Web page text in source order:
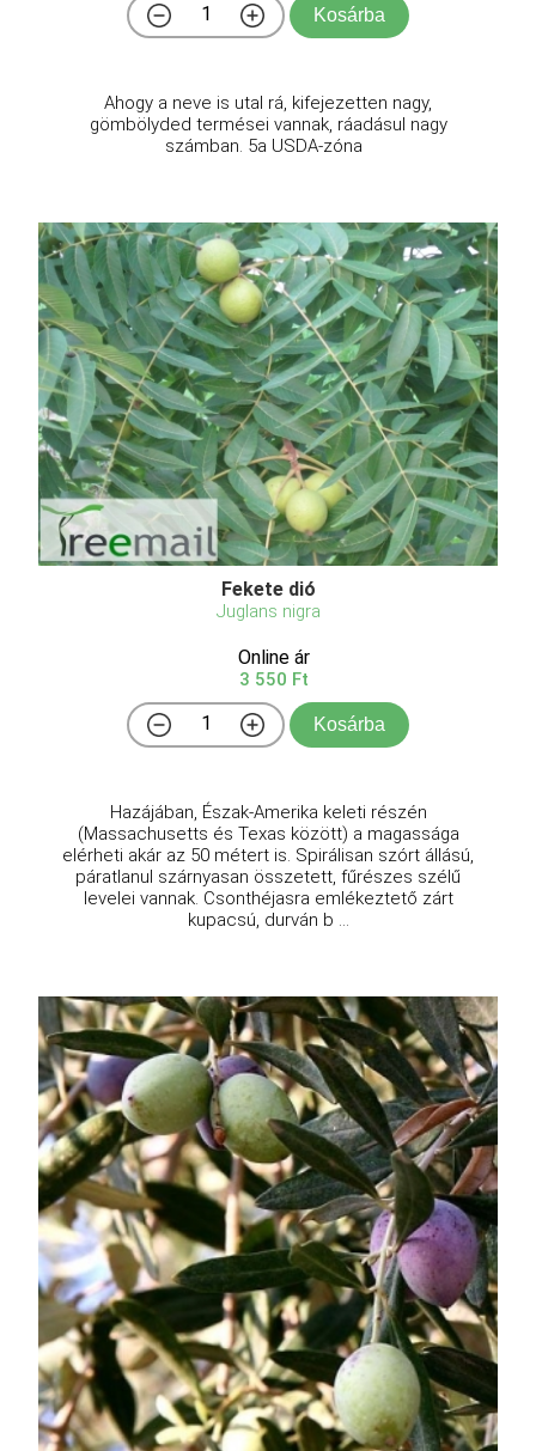
Kosárba
Ahogy a neve is utal rá, kifejezetten nagy,
gömbölyded termései vannak, ráadásul nagy
számban. 5a USDA-zóna
Fekete dió
Juglans nigra
Online ár
3 550 Ft
Kosárba
Hazájában, Észak-Amerika keleti részén
(Massachusetts és Texas között) a magassága
elérheti akár az 50 métert is. Spirálisan szórt állású,
páratlanul szárnyasan összetett, fűrészes szélű
levelei vannak. Csonthéjasra emlékeztető zárt
kupacsú, durván b ...